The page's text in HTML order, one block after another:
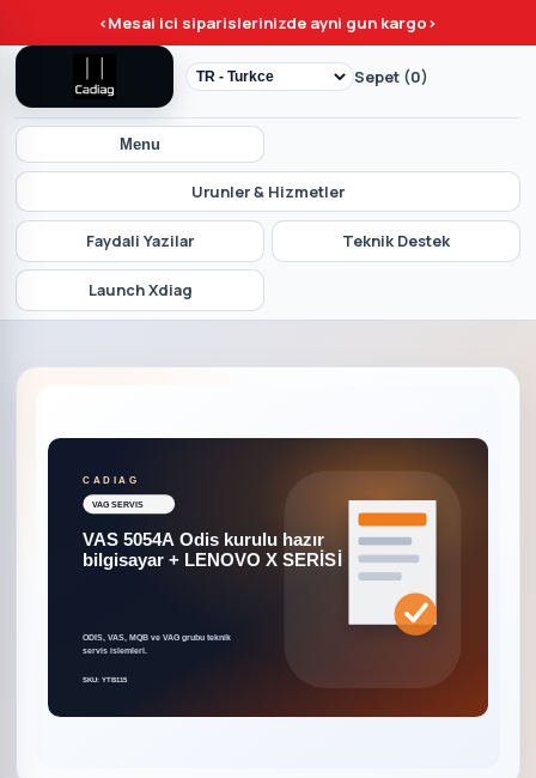
<Mesai ici siparislerinizde ayni gun kargo>
Menu
Urunler & Hizmetler
Faydali Yazilar Teknik Destek
Launch Xdiag
Sepet (0)